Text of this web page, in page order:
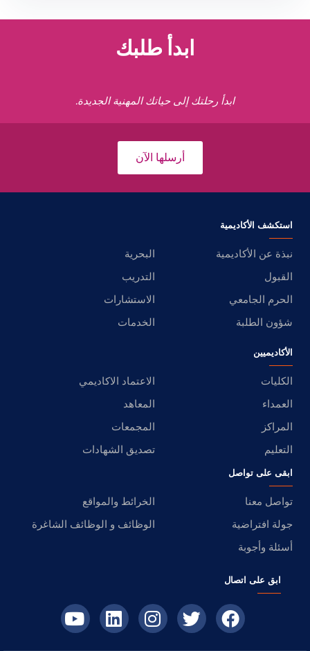
ابدأ طلبك
ابدأ رحلتك إلى حياتك المهنية الجديدة.
أرسلها الآن
استكشف الأكاديمية
نبذة عن الأكاديمية
البحرية
القبول
التدريب
الحرم الجامعي
الاستشارات
شؤون الطلبة
الخدمات
الأكاديميين
الكليات
الاعتماد الاكاديمي
العمداء
المعاهد
المراكز
المجمعات
التعليم
تصديق الشهادات
ابقى على تواصل
تواصل معنا
الخرائط والمواقع
جولة افتراضية
الوظائف و الوظائف الشاغرة
أسئلة وأجوبة
ابق على اتصال